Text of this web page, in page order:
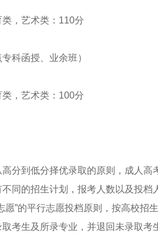
，艺术类：110分
科函授、业余班）
，艺术类：100分
分到低分择优录取的原则，成人
同的招生计划，报考人数以及投档
愿”的平行志愿投档原则，按高校招
考生及所录专业，并退回未录取考